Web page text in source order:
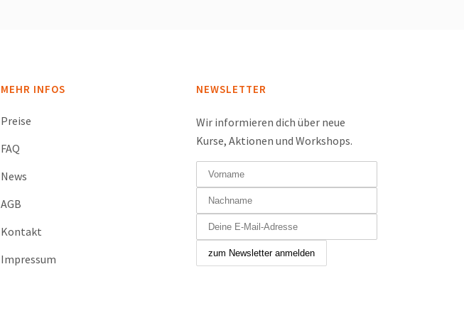
MEHR INFOS
Preise
FAQ
News
AGB
Kontakt
Impressum
NEWSLETTER
Wir informieren dich über neue
Kurse, Aktionen und Workshops.